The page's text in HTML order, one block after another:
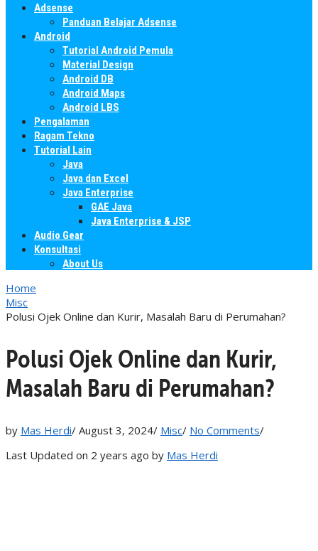
Adsense
Panduan Belajar Adsense
Android
Tutorial Android Pemula
Material Design
Android DB
Android Maps
Android LBS
Pengalaman
Ragam Tekno
Tutorial Lain
Java
Java dan Excel
Java Enterprise
GAE Java
Java Enterprise & JSP
Audio Gear
Konsultasi
About Us
Home
Misc
Polusi Ojek Online dan Kurir, Masalah Baru di Perumahan?
Polusi Ojek Online dan Kurir,
Masalah Baru di Perumahan?
by Mas Herdi/ August 3, 2024/ Misc/ No Comments/
Last Updated on 2 years ago by Mas Herdi